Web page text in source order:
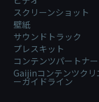
スクリーンショット
壁紙
サウンドトラック
プレスキット
コンテンツパートナ
Gaijinコンテンツクリ
ーガイドライン